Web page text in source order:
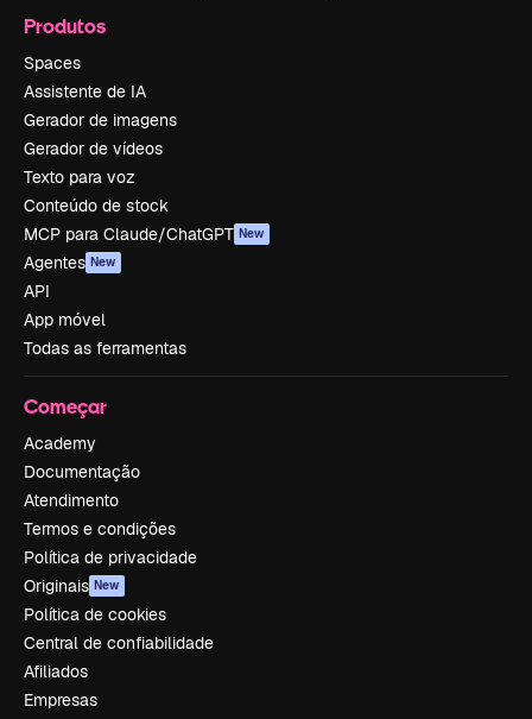
Produtos
Spaces
Assistente de IA
Gerador de imagens
Gerador de vídeos
Texto para voz
Conteúdo de stock
MCP para Claude/ChatGPT New
Agentes New
API
App móvel
Todas as ferramentas
Começar
Academy
Documentação
Atendimento
Termos e condições
Política de privacidade
Originais New
Política de cookies
Central de confiabilidade
Afiliados
Empresas